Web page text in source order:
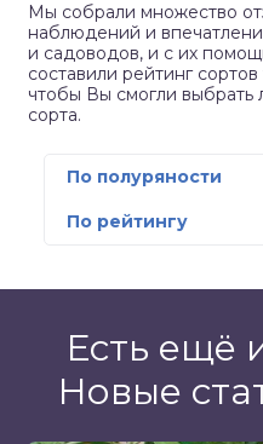
Мы собрали множество
наблюдений и
и садоводов, и с их
составили рейтинг сортов
чтобы Вы смогли выбрать
сорта.
По полуряности
По рейтингу
Есть ещё
Новые